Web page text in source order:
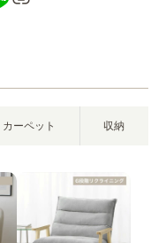
ーペット 収納